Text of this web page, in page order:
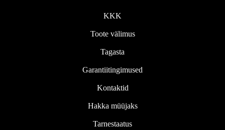
KKK
Toote välimus
Tagasta
Garantiitingimused
Kontaktid
Hakka müüjaks
Tarnestaatus